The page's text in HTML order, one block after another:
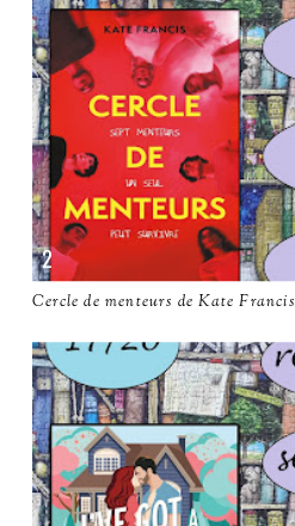
Cercle de menteurs de Kate Francis